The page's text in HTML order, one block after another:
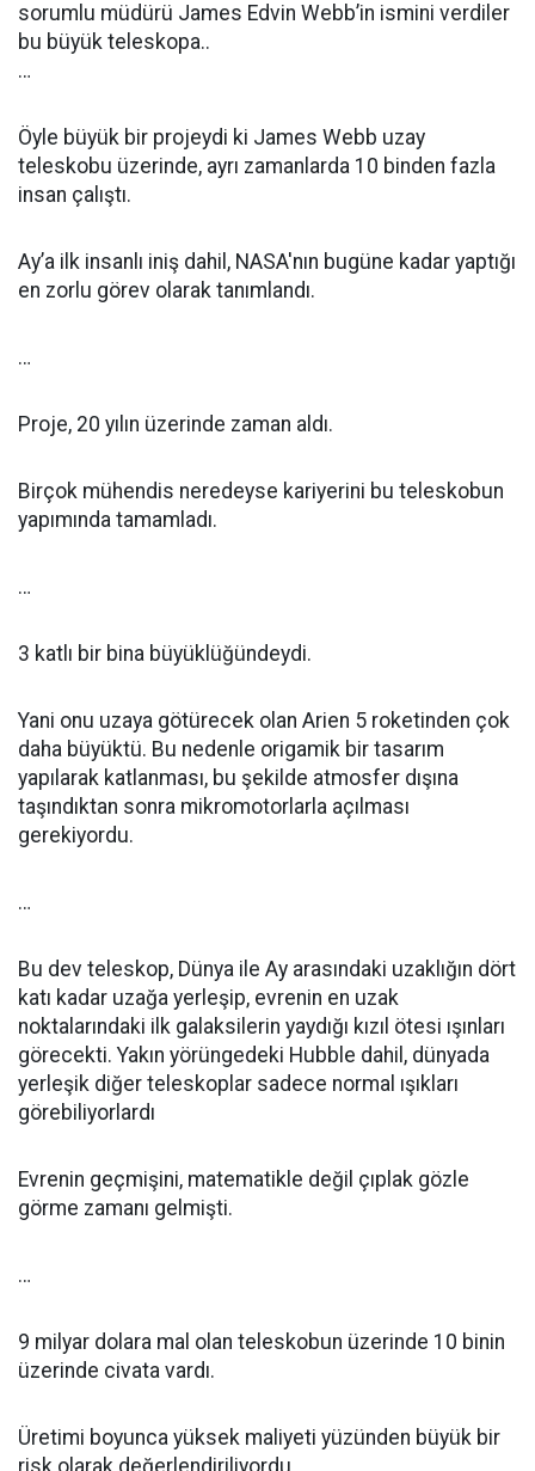
sorumlu müdürü James Edvin Webb’in ismini verdiler
bu büyük teleskopa..
…
Öyle büyük bir projeydi ki James Webb uzay
teleskobu üzerinde, ayrı zamanlarda 10 binden fazla
insan çalıştı.
Ay’a ilk insanlı iniş dahil, NASA'nın bugüne kadar yaptığı
en zorlu görev olarak tanımlandı.
…
Proje, 20 yılın üzerinde zaman aldı.
Birçok mühendis neredeyse kariyerini bu teleskobun
yapımında tamamladı.
…
3 katlı bir bina büyüklüğündeydi.
Yani onu uzaya götürecek olan Arien 5 roketinden çok
daha büyüktü. Bu nedenle origamik bir tasarım
yapılarak katlanması, bu şekilde atmosfer dışına
taşındıktan sonra mikromotorlarla açılması
gerekiyordu.
…
Bu dev teleskop, Dünya ile Ay arasındaki uzaklığın dört
katı kadar uzağa yerleşip, evrenin en uzak
noktalarındaki ilk galaksilerin yaydığı kızıl ötesi ışınları
görecekti. Yakın yörüngedeki Hubble dahil, dünyada
yerleşik diğer teleskoplar sadece normal ışıkları
görebiliyorlardı
Evrenin geçmişini, matematikle değil çıplak gözle
görme zamanı gelmişti.
…
9 milyar dolara mal olan teleskobun üzerinde 10 binin
üzerinde civata vardı.
Üretimi boyunca yüksek maliyeti yüzünden büyük bir
risk olarak değerlendiriliyordu